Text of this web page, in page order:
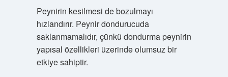
Peynirin kesilmesi de bozulmayı
hızlandırır. Peynir dondurucuda
saklanmamalıdır, çünkü dondurma peynirin
yapısal özellikleri üzerinde olumsuz bir
etkiye sahiptir.